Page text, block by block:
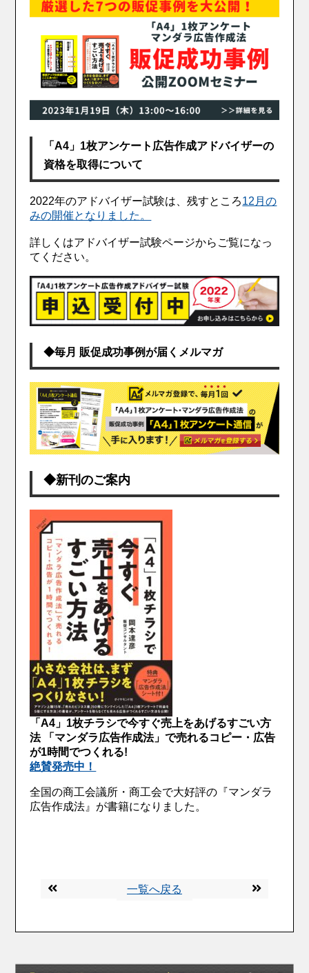
「A4」1枚アンケート広告作成アドバイザーの
資格を取得について
2022年のアドバイザー試験は、残すところ12月の
みの開催となりました。
詳しくはアドバイザー試験ページからご覧になっ
てください。
◆毎月 販促成功事例が届くメルマガ
◆新刊のご案内
「A4」1枚チラシで今すぐ売上をあげるすごい方
法 「マンダラ広告作成法」で売れるコピー・広告
が1時間でつくれる!
絶賛発売中！
全国の商工会議所・商工会で大好評の『マンダラ
広告作成法』が書籍になりました。
一覧へ戻る